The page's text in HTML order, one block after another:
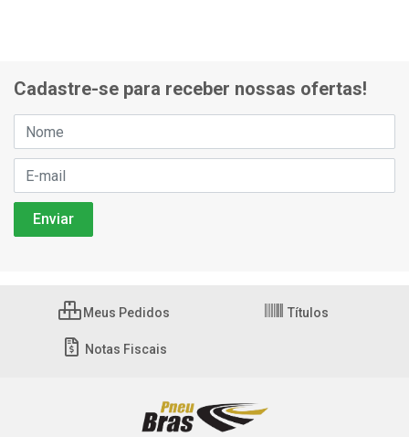
Cadastre-se para receber nossas ofertas!
Meus Pedidos Títulos
Notas Fiscais